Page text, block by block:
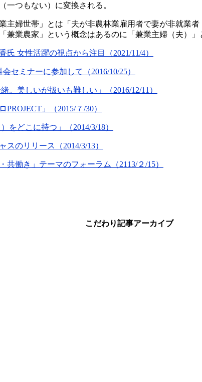
一つもない）に変換される。
婦世帯」とは「夫が非農林業雇用者で妻が非就業
業農家」という概念はあるのに「兼業主婦（夫）」
女性活躍の視点から注目（2021/11/4）
セミナーに参加して（2016/10/25）
美しいが扱いも難しい」（2016/12/11）
」（2015/７/30）
をどこに持つ」（2014/3/18）
のリリース（2014/3/13）
働き」テーマのフォーラム（2113/２/15）
こだわり記事アーカイブ